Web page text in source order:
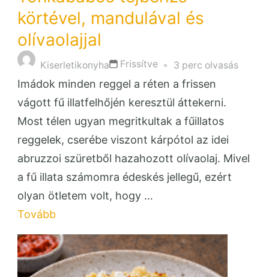
körtével, mandulával és
olívaolajjal
Kiserletikonyha Frissítve 3 perc olvasás
Imádok minden reggel a réten a frissen
vágott fű illatfelhőjén keresztül áttekerni.
Most télen ugyan megritkultak a fűillatos
reggelek, cserébe viszont kárpótol az idei
abruzzoi szüretből hazahozott olívaolaj. Mivel
a fű illata számomra édeskés jellegű, ezért
olyan ötletem volt, hogy …
Tovább